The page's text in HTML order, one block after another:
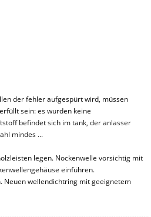
der fehler aufgespürt wird, müssen
sein: es wurden keine
befindet sich im tank, der anlasser
mindes ...
legen. Nockenwelle vorsichtig mit
einführen.
Neuen wellendichtring mit geeignetem